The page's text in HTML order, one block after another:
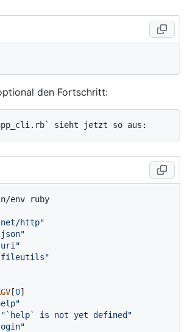
den Fortschritt:
env ruby
http"
[0]
"`help` is not yet defined"